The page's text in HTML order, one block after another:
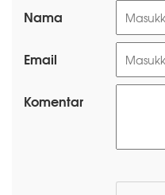
Nama
Email
Komentar